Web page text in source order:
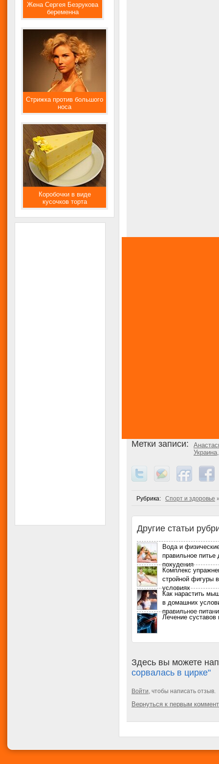
Метки записи:
Украина
Рубрика: Спорт и здоровье
Другие статьи
Вода и
правильное питье
похудения
Комплекс
стройной фигуры
условиях
Как нарастить
в домашних
правильное
Лечение суставов
Здесь вы можете
сорвалась в цирке"
Войти, чтобы написать отзыв.
Вернуться к первым
Жена Сергея Безрукова
беременна
Стрижка против большого
носа
Коробочки в виде
кусочков торта